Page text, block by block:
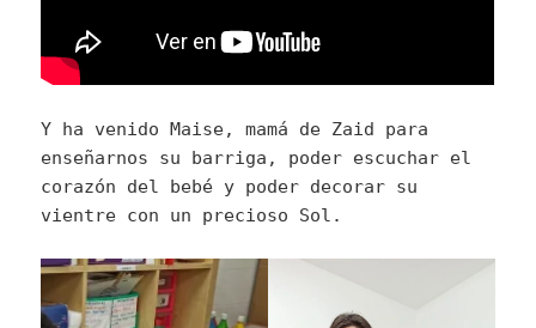
Y ha venido Maise, mamá de Zaid para
enseñarnos su barriga, poder escuchar el
corazón del bebé y poder decorar su
vientre con un precioso Sol.